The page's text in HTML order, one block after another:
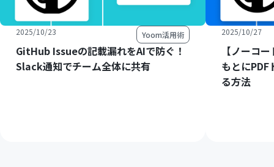
2025/10/23 Yoom活用術
GitHub Issueの記載漏れをAIで防ぐ！
Slack通知でチーム全体に共有
2025/10/27
【ノーコ
もとにPDF
る方法